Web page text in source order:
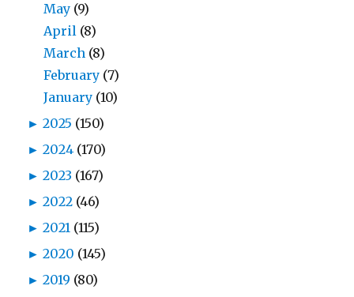
May (9)
April (8)
March (8)
February (7)
January (10)
► 2025 (150)
► 2024 (170)
► 2023 (167)
► 2022 (46)
► 2021 (115)
► 2020 (145)
► 2019 (80)